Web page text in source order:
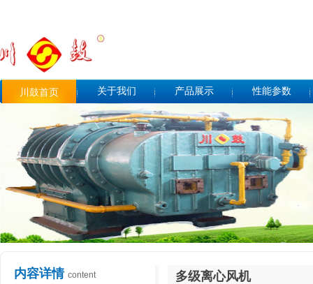
川鼓首页 关于我们 产品展示 性能参数
内容详情 content 多级离心风机